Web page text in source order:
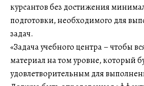
курсантов без достижения
подготовки, необходимого для
задач.
«Задача учебного центра – чтобы
материал на том уровне, который
удовлетворительным для